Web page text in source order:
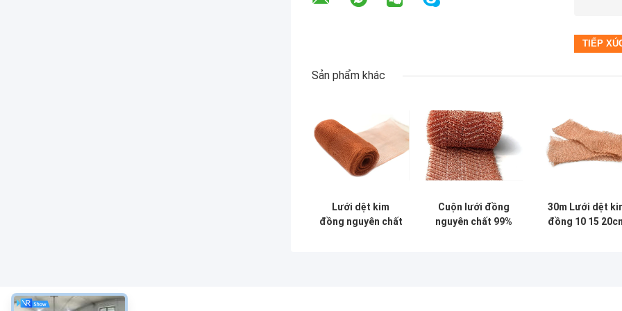
Sản phẩm khác
Lưới dệt kim
đồng nguyên chất
Cuộn lưới đồng
nguyên chất 99%
30m Lưới dệt
đồng 10 15